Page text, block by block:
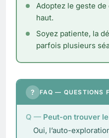
Adoptez le geste
haut.
Soyez patiente, la
parfois plusieurs
? FAQ — QUESTIONS
Peut-on trouver
Oui, l’auto-